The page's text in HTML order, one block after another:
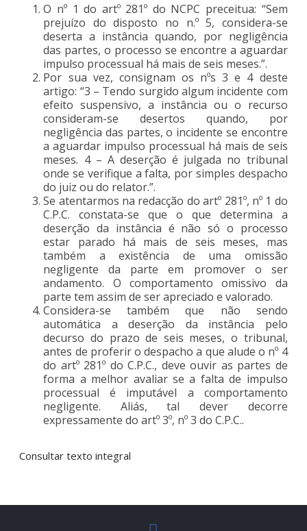
O nº 1 do artº 281º do NCPC preceitua: “Sem
prejuízo do disposto no n.º 5, considera-se
deserta a instância quando, por negligência
das partes, o processo se encontre a aguardar
impulso processual há mais de seis meses.”.
Por sua vez, consignam os nºs 3 e 4 deste
artigo: “3 – Tendo surgido algum incidente com
efeito suspensivo, a instância ou o recurso
consideram-se desertos quando, por
negligência das partes, o incidente se encontre
a aguardar impulso processual há mais de seis
meses. 4 – A deserção é julgada no tribunal
onde se verifique a falta, por simples despacho
do juiz ou do relator.”.
Se atentarmos na redacção do artº 281º, nº 1 do
C.P.C. constata-se que o que determina a
deserção da instância é não só o processo
estar parado há mais de seis meses, mas
também a existência de uma omissão
negligente da parte em promover o ser
andamento. O comportamento omissivo da
parte tem assim de ser apreciado e valorado.
Considera-se também que não sendo
automática a deserção da instância pelo
decurso do prazo de seis meses, o tribunal,
antes de proferir o despacho a que alude o nº 4
do artº 281º do C.P.C., deve ouvir as partes de
forma a melhor avaliar se a falta de impulso
processual é imputável a comportamento
negligente. Aliás, tal dever decorre
expressamente do artº 3º, nº 3 do C.P.C..
Consultar texto integral